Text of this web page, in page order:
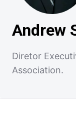
Andrew
Diretor
Association.